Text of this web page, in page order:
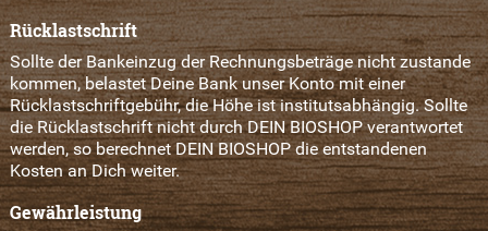
Rücklastschrift
Sollte der Bankeinzug der Rechnungsbeträge nicht zustande
kommen, belastet Deine Bank unser Konto mit einer
Rücklastschriftgebühr, die Höhe ist institutsabhängig. Sollte
die Rücklastschrift nicht durch DEIN BIOSHOP verantwortet
werden, so berechnet DEIN BIOSHOP die entstandenen
Kosten an Dich weiter.
Gewährleistung